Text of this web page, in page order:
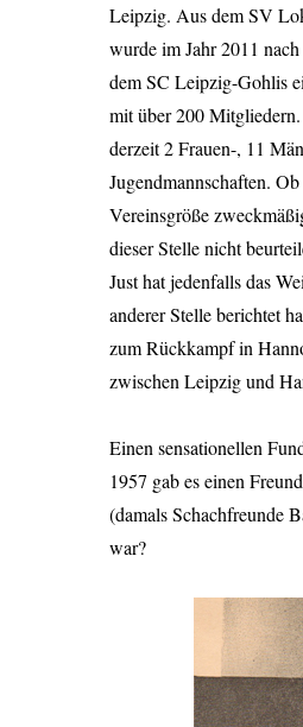
Leipzig. Aus dem SV
wurde im Jahr 2011
dem SC Leipzig-Gohlis
mit über 200
derzeit 2 Frauen-, 11
Jugendmannschaften.
Vereinsgröße
dieser Stelle nicht
Just hat jedenfalls das
anderer Stelle berichtet
zum Rückkampf in
zwischen Leipzig und
Einen sensationellen
1957 gab es einen
(damals Schachfreunde
war?